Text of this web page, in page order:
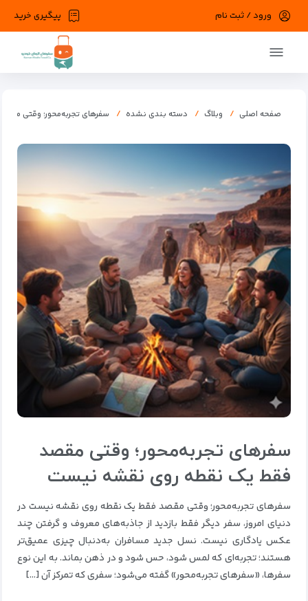
در حال حاضر ارتباط با سرور قطع می باشد لطفا
پیگیری خرید ورود / ثبت نام
صفحه اصلی وبلاگ دسته بندی نشده سفرهای تجربه‌محور؛ وقتی
سفرهای تجربه‌محور؛ وقتی مقصد
فقط یک نقطه روی نقشه نیست
سفرهای تجربه‌محور؛ وقتی مقصد فقط یک نقطه روی نقشه نیست در
دنیای امروز، سفر دیگر فقط بازدید از جاذبه‌های معروف و گرفتن چند
عکس یادگاری نیست. نسل جدید مسافران به‌دنبال چیزی عمیق‌تر
هستند؛ تجربه‌ای که لمس شود، حس شود و در ذهن بماند. به این نوع
سفرها، «سفرهای تجربه‌محور» گفته می‌شود؛ سفری که تمرکز آن […]